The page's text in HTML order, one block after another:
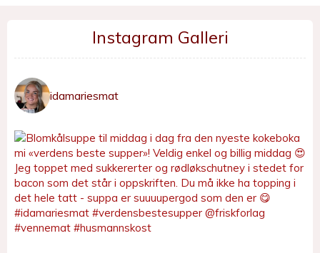
Instagram Galleri
idamariesmat